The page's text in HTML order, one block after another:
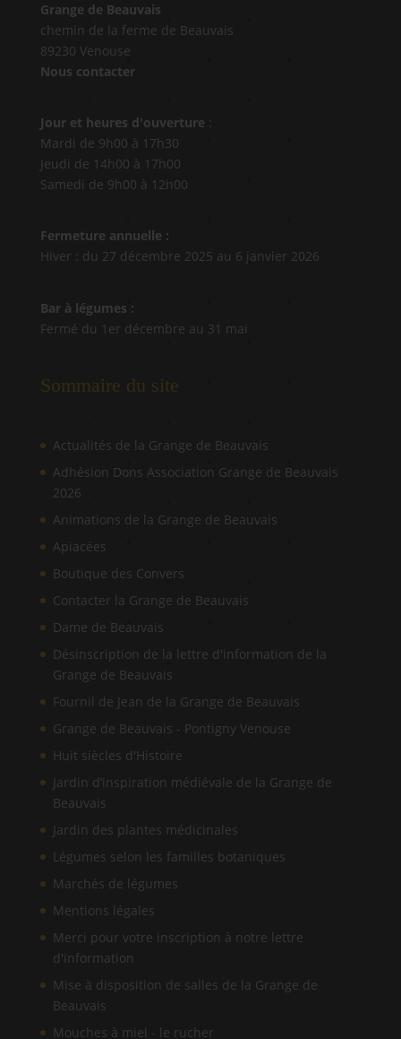
Grange de Beauvais
chemin de la ferme de Beauvais
89230 Venouse
Nous contacter
Jour et heures d'ouverture :
Mardi de 9h00 à 17h30
Jeudi de 14h00 à 17h00
Samedi de 9h00 à 12h00
Fermeture annuelle :
Hiver : du 27 décembre 2025 au 6 janvier 2026
Bar à légumes :
Fermé du 1er décembre au 31 mai
Sommaire du site
Actualités de la Grange de Beauvais
Adhésion Dons Association Grange de Beauvais
2026
Animations de la Grange de Beauvais
Apiacées
Boutique des Convers
Contacter la Grange de Beauvais
Dame de Beauvais
Désinscription de la lettre d'information de la
Grange de Beauvais
Fournil de Jean de la Grange de Beauvais
Grange de Beauvais - Pontigny Venouse
Huit siècles d'Histoire
Jardin d’inspiration médiévale de la Grange de
Beauvais
Jardin des plantes médicinales
Légumes selon les familles botaniques
Marchés de légumes
Mentions légales
Merci pour votre inscription à notre lettre
d'information
Mise à disposition de salles de la Grange de
Beauvais
Mouches à miel - le rucher